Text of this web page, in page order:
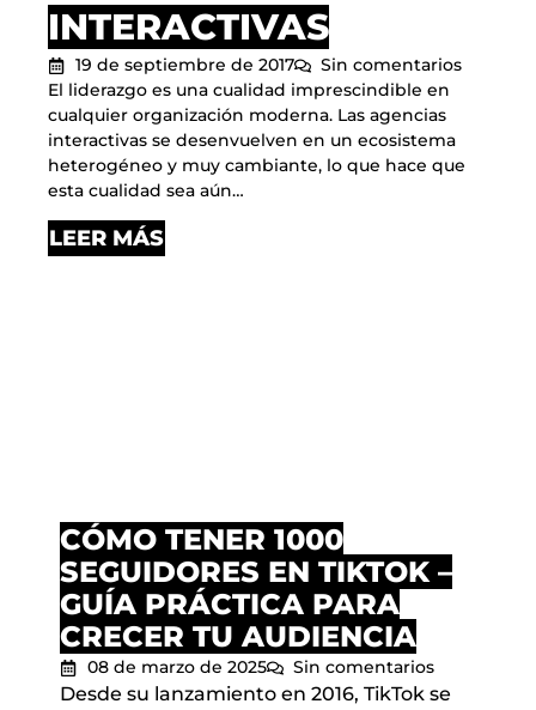
INTERACTIVAS
19 de septiembre de 2017
Sin comentarios
El liderazgo es una cualidad imprescindible en
cualquier organización moderna. Las agencias
interactivas se desenvuelven en un ecosistema
heterogéneo y muy cambiante, lo que hace que
esta cualidad sea aún…
LEER MÁS
CÓMO TENER 1000
SEGUIDORES EN TIKTOK –
GUÍA PRÁCTICA PARA
CRECER TU AUDIENCIA
08 de marzo de 2025 Sin comentarios
Desde su lanzamiento en 2016, TikTok se